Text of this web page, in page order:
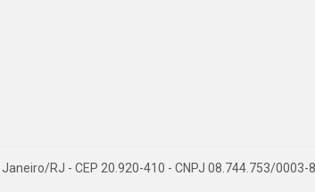
RJ - CEP 20.920-410 - CNPJ 08.744.753/0003-